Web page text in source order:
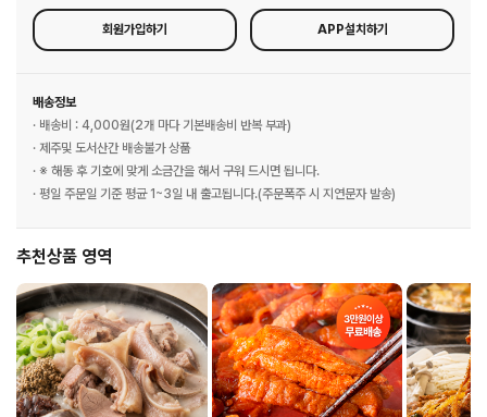
회원가입하기 APP설치하기
배송정보
· 배송비 : 4,000원(2개 마다 기본배송비 반복 부과)
· 제주및 도서산간 배송불가 상품
· ※ 해동 후 기호에 맞게 소금간을 해서 구워 드시면 됩니다.
· 평일 주문일 기준 평균 1~3일 내 출고됩니다.(주문폭주 시 지연문자 발송)
추천상품 영역